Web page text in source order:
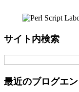
サイト内検索
最近のブログエン